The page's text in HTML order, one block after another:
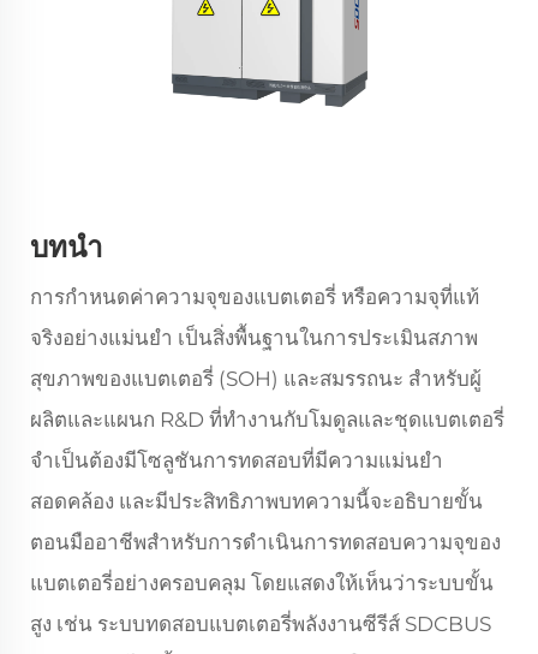
บทนำ
การกำหนดค่าความจุของแบตเตอรี่ หรือความจุที่แท้
จริงอย่างแม่นยำ เป็นสิ่งพื้นฐานในการประเมินสภาพ
สุขภาพของแบตเตอรี่ (SOH) และสมรรถนะ สำหรับผู้
ผลิตและแผนก R&D ที่ทำงานกับโมดูลและชุดแบตเตอรี่
จำเป็นต้องมีโซลูชันการทดสอบที่มีความแม่นยำ
สอดคล้อง และมีประสิทธิภาพบทความนี้จะอธิบายขั้น
ตอนมืออาชีพสำหรับการดำเนินการทดสอบความจุของ
แบตเตอรี่อย่างครอบคลุม โดยแสดงให้เห็นว่าระบบขั้น
สูง เช่น ระบบทดสอบแบตเตอรี่พลังงานซีรีส์ SDCBUS